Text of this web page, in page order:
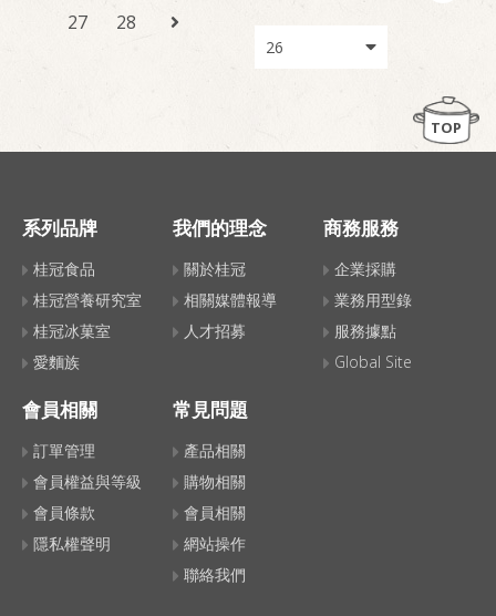
27
28
TOP
系列品牌
桂冠食品
桂冠營養研究室
桂冠冰菓室
愛麵族
我們的理念
關於桂冠
相關媒體報導
人才招募
商務服務
企業採購
業務用型錄
服務據點
Global Site
會員相關
訂單管理
會員權益與等級
會員條款
隱私權聲明
常見問題
產品相關
購物相關
會員相關
網站操作
聯絡我們